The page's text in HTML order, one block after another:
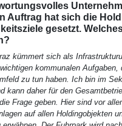
Auftrag hat sich die
gesetzt.
kümmert sich als
kommunalen Aufgaben,
zu tun haben. Ich bin im
kann daher für den
Frage geben. Hier sind vor
auf allen Holdingobjekten